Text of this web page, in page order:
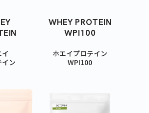
イン
WHEY PROTEIN
WPI100
ホエイプロテイン
WPI100